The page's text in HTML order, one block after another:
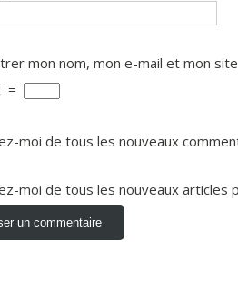
mon nom, mon e-mail et mon
=
moi de tous les nouveaux
moi de tous les nouveaux articles